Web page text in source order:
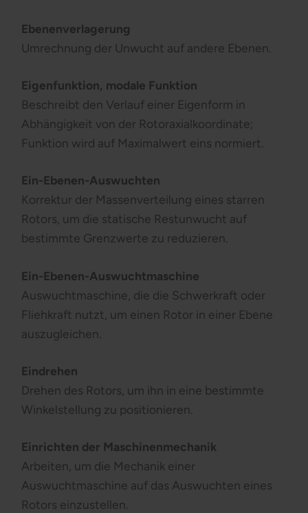
Ebenenverlagerung
Umrechnung der Unwucht auf andere Ebenen.
Eigenfunktion, modale Funktion
Beschreibt den Verlauf einer Eigenform in
Abhängigkeit von der Rotoraxialkoordinate;
Funktion wird auf Maximalwert eins normiert.
Ein-Ebenen-Auswuchten
Korrektur der Massenverteilung eines starren
Rotors, um die statische Restunwucht auf
bestimmte Grenzwerte zu reduzieren.
Ein-Ebenen-Auswuchtmaschine
Auswuchtmaschine, die die Schwerkraft oder
Fliehkraft nutzt, um einen Rotor in einer Ebene
auszugleichen.
Eindrehen
Drehen des Rotors, um ihn in eine bestimmte
Winkelstellung zu positionieren.
Einrichten der Maschinenmechanik
Arbeiten, um die Mechanik einer
Auswuchtmaschine auf das Auswuchten eines
Rotors einzustellen.